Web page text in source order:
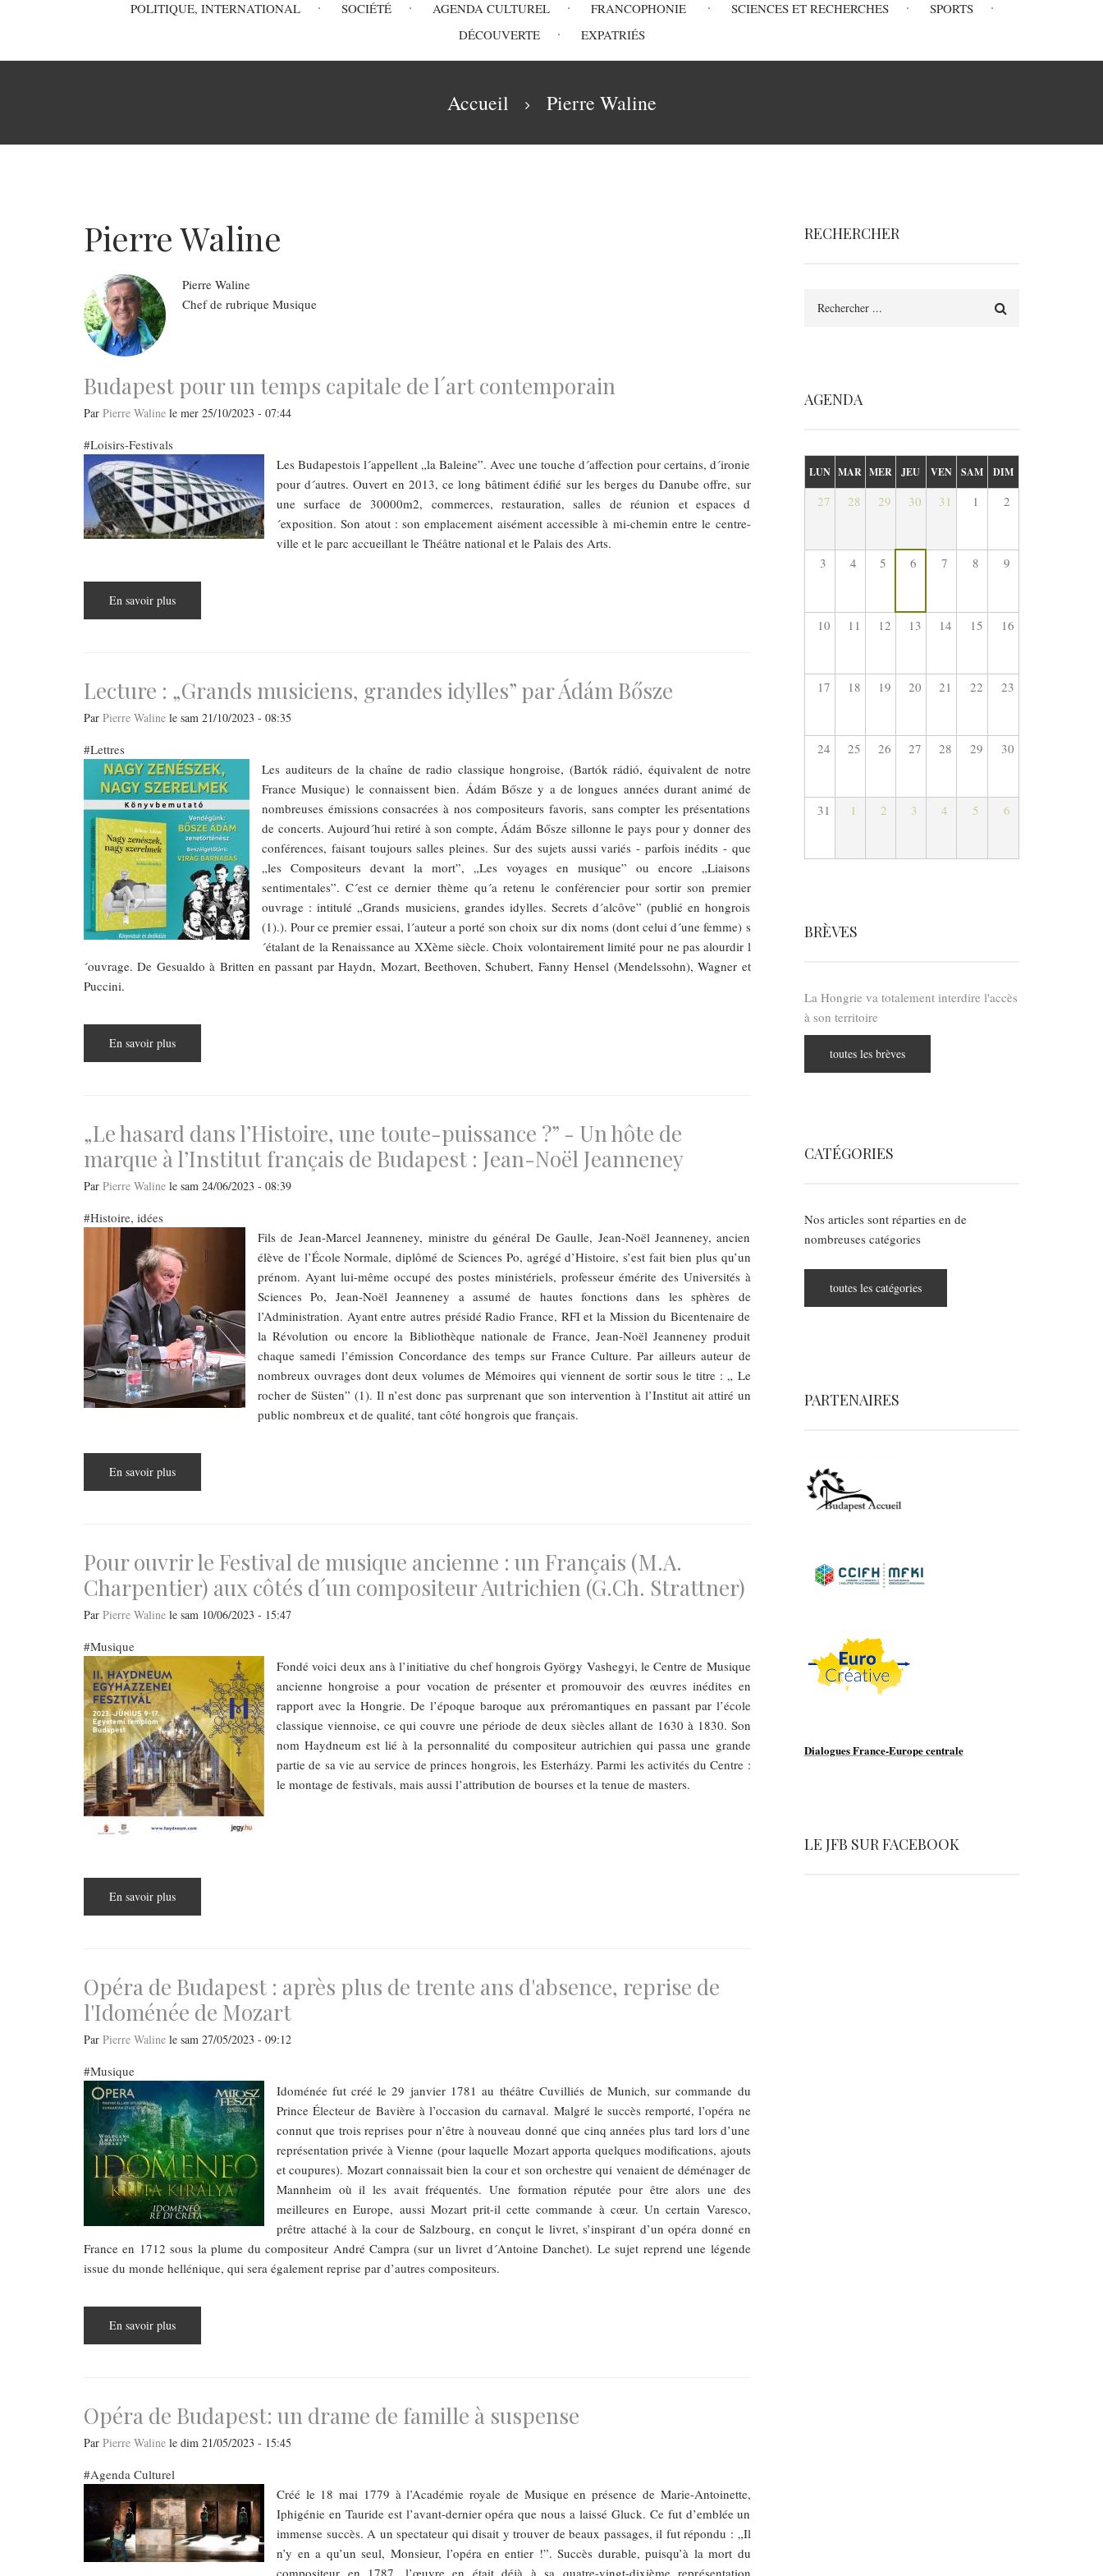
MainPOLITIQUE, INTERNATIONAL SOCIÉTÉ AGENDA CULTUREL FRANCOPHONIE SCIENCES ET RECHERCHES
SPORTS
DÉCOUVERTE
EXPATRIÉS
Accueil Pierre Waline
Pierre Waline
Pierre Waline
Role Chef de rubrique Musique
Budapest pour un temps capitale de l´art contemporain
Par Pierre Waline le mer 25/10/2023 - 07:44
Loisirs-Festivals
Les Budapestois l´appellent „la Baleine”. Avec une touche d´affection pour certains, d´ironie
pour d´autres. Ouvert en 2013, ce long bâtiment édifié sur les berges du Danube offre, sur
une surface de 30000m2, commerces, restauration, salles de réunion et espaces d
´exposition. Son atout : son emplacement aisément accessible à mi-chemin entre le centre-
ville et le parc accueillant le Théâtre national et le Palais des Arts.
En savoir plus
pour
´art
contemporain
Lecture : „Grands musiciens, grandes idylles” par Ádám Bősze
Par Pierre Waline le sam 21/10/2023 - 08:35
Lettres
Les auditeurs de la chaîne de radio classique hongroise, (Bartók rádió, équivalent de notre
France Musique) le connaissent bien. Ádám Bősze y a de longues années durant animé de
nombreuses émissions consacrées à nos compositeurs favoris, sans compter les présentations
de concerts. Aujourd´hui retiré à son compte, Ádám Bősze sillonne le pays pour y donner des
conférences, faisant toujours salles pleines. Sur des sujets aussi variés - parfois inédits - que
„les Compositeurs devant la mort”, „Les voyages en musique” ou encore „Liaisons
sentimentales”. C´est ce dernier thème qu´a retenu le conférencier pour sortir son premier
ouvrage : intitulé „Grands musiciens, grandes idylles. Secrets d´alcôve” (publié en hongrois
(1).). Pour ce premier essai, l´auteur a porté son choix sur dix noms (dont celui d´une femme) s
´étalant de la Renaissance au XXème siècle. Choix volontairement limité pour ne pas alourdir l
´ouvrage. De Gesualdo à Britten en passant par Haydn, Mozart, Beethoven, Schubert, Fanny Hensel (Mendelssohn), Wagner et
Puccini.
En savoir plus
:
par
Ádám
Bősze
​​​​​​​„Le hasard dans l’Histoire, une toute-puissance ?” - Un hôte de
marque à l’Institut français de Budapest : Jean-Noël Jeanneney
Par Pierre Waline le sam 24/06/2023 - 08:39
Histoire, idées
Fils de Jean-Marcel Jeanneney, ministre du général De Gaulle, Jean-Noël Jeanneney, ancien
élève de l’École Normale, diplômé de Sciences Po, agrégé d’Histoire, s’est fait bien plus qu’un
prénom. Ayant lui-même occupé des postes ministériels, professeur émérite des Universités à
Sciences Po, Jean-Noël Jeanneney a assumé de hautes fonctions dans les sphères de
l’Administration. Ayant entre autres présidé Radio France, RFI et la Mission du Bicentenaire de
la Révolution ou encore la Bibliothèque nationale de France, Jean-Noël Jeanneney produit
chaque samedi l’émission Concordance des temps sur France Culture. Par ailleurs auteur de
nombreux ouvrages dont deux volumes de Mémoires qui viennent de sortir sous le titre : „ Le
rocher de Süsten” (1). Il n’est donc pas surprenant que son intervention à l’Institut ait attiré un
public nombreux et de qualité, tant côté hongrois que français.
En savoir plus
„Le
toute-
puissance
?”
-
Un
hôte
de
l’Institut
Budapest
:
Jean-
Noël
Jeanneney
Pour ouvrir le Festival de musique ancienne : un Français (M.A.
Charpentier) aux côtés d´un compositeur Autrichien (G.Ch. Strattner)
Par Pierre Waline le sam 10/06/2023 - 15:47
Musique
Fondé voici deux ans à l’initiative du chef hongrois György Vashegyi, le Centre de Musique
ancienne hongroise a pour vocation de présenter et promouvoir des œuvres inédites en
rapport avec la Hongrie. De l’époque baroque aux préromantiques en passant par l’école
classique viennoise, ce qui couvre une période de deux siècles allant de 1630 à 1830. Son
nom Haydneum est lié à la personnalité du compositeur autrichien qui passa une grande
partie de sa vie au service de princes hongrois, les Esterházy. Parmi les activités du Centre :
le montage de festivals, mais aussi l’attribution de bourses et la tenue de masters.
En savoir plus
ouvrir
ancienne
un
Français
(M.A.
Charpentier)
aux
´un
compositeur
Autrichien
(G.Ch.
Strattner)
Opéra de Budapest : après plus de trente ans d'absence, reprise de
l'Idoménée de Mozart
Par Pierre Waline le sam 27/05/2023 - 09:12
Musique
Idoménée fut créé le 29 janvier 1781 au théâtre Cuvilliés de Munich, sur commande du
Prince Électeur de Bavière à l’occasion du carnaval. Malgré le succès remporté, l’opéra ne
connut que trois reprises pour n’être à nouveau donné que cinq années plus tard lors d’une
représentation privée à Vienne (pour laquelle Mozart apporta quelques modifications, ajouts
et coupures). Mozart connaissait bien la cour et son orchestre qui venaient de déménager de
Mannheim où il les avait fréquentés. Une formation réputée pour être alors une des
meilleures en Europe, aussi Mozart prit-il cette commande à cœur. Un certain Varesco,
prêtre attaché à la cour de Salzbourg, en conçut le livret, s’inspirant d’un opéra donné en
France en 1712 sous la plume du compositeur André Campra (sur un livret d´Antoine Danchet). Le sujet reprend une légende
issue du monde hellénique, qui sera également reprise par d’autres compositeurs.
En savoir plus
de
de
trente
ans
d'absence,
reprise
de
Mozart
Opéra de Budapest: un drame de famille à suspense
Par Pierre Waline le dim 21/05/2023 - 15:45
Agenda Culturel
Créé le 18 mai 1779 à l’Académie royale de Musique en présence de Marie-Antoinette,
Iphigénie en Tauride est l’avant-dernier opéra que nous a laissé Gluck. Ce fut d’emblée un
immense succès. A un spectateur qui disait y trouver de beaux passages, il fut répondu : „Il
n’y en a qu’un seul, Monsieur, l’opéra en entier !”. Succès durable, puisqu’à la mort du
compositeur en 1787, l’œuvre en était déjà à sa quatre-vingt-dixième représentation
RECHERCHER
AGENDA
LUN MAR MER JEU VEN SAM DIM
27 28 29 30 31 1 2
3 4 5 6 7 8 9
10 11 12 13 14 15 16
17 18 19 20 21 22 23
24 25 26 27 28 29 30
31 1 2 3 4 5 6
BRÈVES
La Hongrie va totalement interdire l'accès
à son territoire
toutes les brèves
CATÉGORIES
Nos articles sont réparties en de
nombreuses catégories
toutes les catégories
PARTENAIRES
Dialogues France-Europe centrale
LE JFB SUR FACEBOOK